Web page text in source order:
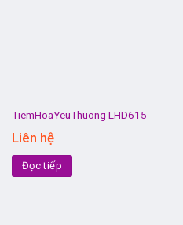
TiemHoaYeuThuong LHD615
Liên hệ
Đọc tiếp